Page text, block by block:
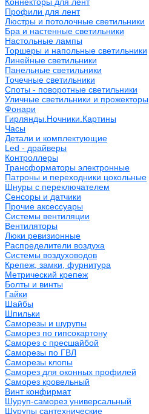
Профили для лент
Люстры и потолочные светильники
Бра и настенные светильники
Настольные лампы
Торшеры и напольные светильники
Линейные светильники
Панельные светильники
Точечные светильники
Споты - поворотные светильники
Уличные светильники и прожекторы
Фонари
Гирлянды.Ночники.Картины
Часы
Детали и комплектующие
Led - драйверы
Контроллеры
Трансформаторы электронные
Патроны и переходники цокольные
Шнуры с переключателем
Сенсоры и датчики
Прочие аксессуары
Системы вентиляции
Вентиляторы
Люки ревизионные
Распределители воздуха
Системы воздуховодов
Крепеж, замки, фурнитура
Метрический крепеж
Болты и винты
Гайки
Шайбы
Шпильки
Саморезы и шурупы
Саморез по гипсокартону
Саморез с пресшайбой
Саморезы по ГВЛ
Саморезы клопы
Саморез для оконных профилей
Саморез кровельный
Винт конфирмат
Шуруп-саморез универсальный
Шурупы сантехнические